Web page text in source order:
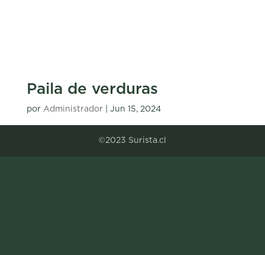
Paila de verduras
por Administrador| Jun 15, 2024
©2023 Surista.cl